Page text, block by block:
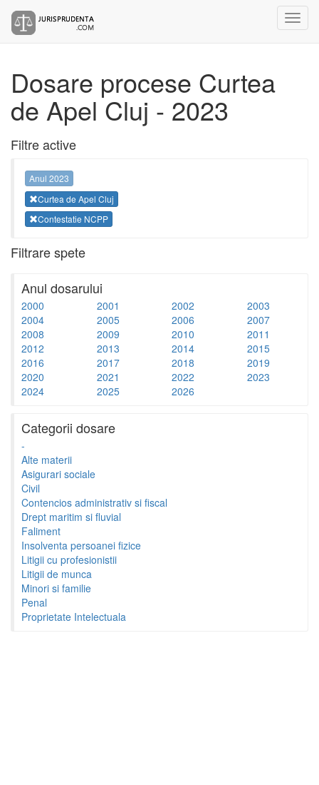
Dosare procese Curtea
de Apel Cluj - 2023
Filtre active
Anul 2023
Curtea de Apel Cluj
Contestatie NCPP
Filtrare spete
Anul dosarului
2000 2001 2002
2003
2004
2005 2006
2007
2008
2009 2010
2011
2012
2013 2014
2015
2016
2017 2018
2019
2020
2021 2022
2023
2024
2025 2026
Categorii dosare
-
Alte materii
Asigurari sociale
Civil
Contencios administrativ si fiscal
Drept maritim si fluvial
Faliment
Insolventa persoanei fizice
Litigii cu profesionistii
Litigii de munca
Minori si familie
Penal
Proprietate Intelectuala